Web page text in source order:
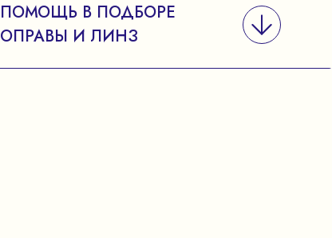
ПОМОЩЬ В ПОДБОРЕ
ОПРАВЫ И ЛИНЗ